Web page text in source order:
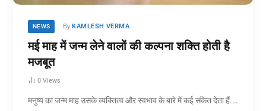
NEWS By KAMLESH VERMA
मई माह में जन्म लेने वालों की कल्पना शक्ति होती है
मजबूत
0 Views
मनुष्य का जन्म माह उसके व्यक्तित्व और स्वभाव के बारे में कई संकेत देता हैं.…